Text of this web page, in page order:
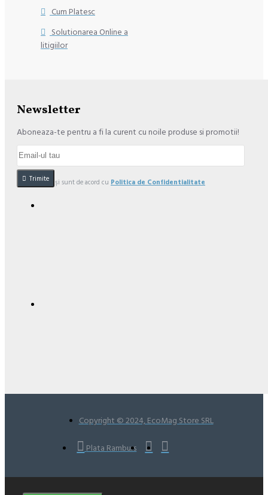
Cum Platesc
Solutionarea Online a
litigiilor
Newsletter
Aboneaza-te pentru a fi la curent cu noile produse si promotii!
Trimite
Am citit şi sunt de acord cu Politica de Confidentialitate
Copyright © 2024, EcoMag Store SRL
Plata Ramburs